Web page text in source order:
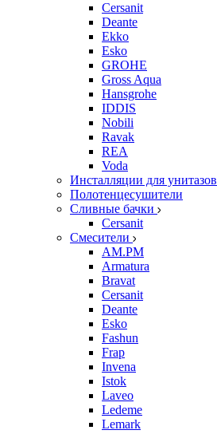
Cersanit
Deante
Ekko
Esko
GROHE
Gross Aqua
Hansgrohe
IDDIS
Nobili
Ravak
REA
Voda
Инсталляции для унитазов
Полотенцесушители
Сливные бачки
Cersanit
Смесители
AM.PM
Armatura
Bravat
Cersanit
Deante
Esko
Fashun
Frap
Invena
Istok
Laveo
Ledeme
Lemark